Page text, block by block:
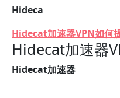
Hideca
Hidecat加速器VPN如何
Hidecat加速器
Hidecat加速器